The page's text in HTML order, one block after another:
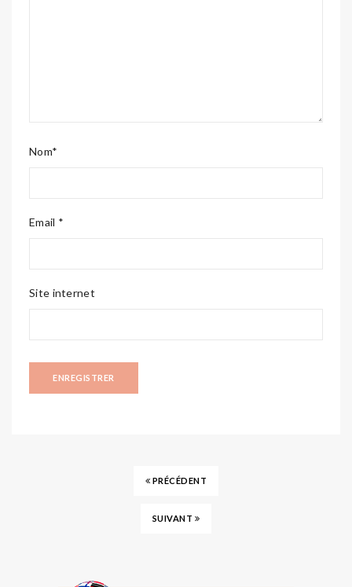
Nom*
Email *
Site internet
PRÉCÉDENT
SUIVANT